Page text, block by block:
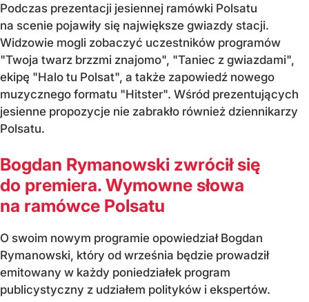
Podczas prezentacji jesiennej ramówki Polsatu
na scenie pojawiły się największe gwiazdy stacji.
Widzowie mogli zobaczyć uczestników programów
"Twoja twarz brzzmi znajomo", "Taniec z gwiazdami",
ekipę "Halo tu Polsat", a także zapowiedź nowego
muzycznego formatu "Hitster". Wśród prezentujących
jesienne propozycje nie zabrakło również dziennikarzy
Polsatu.
Bogdan Rymanowski zwrócił się
do premiera. Wymowne słowa
na ramówce Polsatu
O swoim nowym programie opowiedział Bogdan
Rymanowski, który od września będzie prowadził
emitowany w każdy poniedziałek program
publicystyczny z udziałem polityków i ekspertów.